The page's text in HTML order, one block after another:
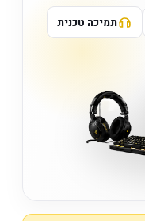
תמיכה טכנית